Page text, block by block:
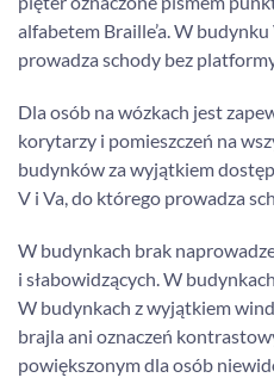
alfabetem Braille’a. W
prowadza schody bez
Dla osób na wózkach jest
korytarzy i pomieszczeń na
budynków za wyjątkiem
V i Va, do którego prowadza
W budynkach brak
i słabowidzących. W
W budynkach z wyjątkiem
brajla ani oznaczeń
powiększonym dla osób